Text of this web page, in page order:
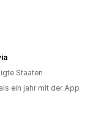
Staaten
ein jahr mit der App